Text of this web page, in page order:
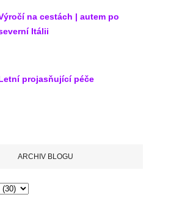
na cestách | autem po
Itálii
projasňující péče
ARCHIV BLOGU